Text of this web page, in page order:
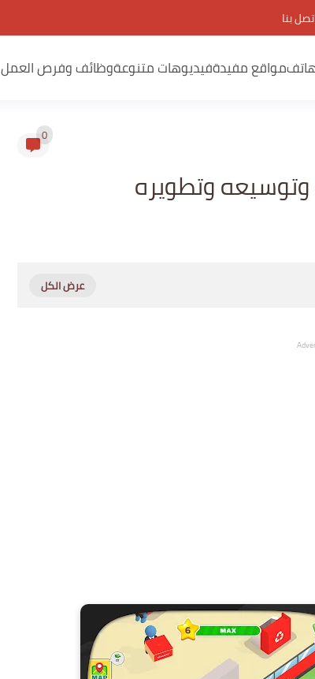
بنا
مواقع مفيدةفيديوهات متنوعةوظائف وفرص العمل
0
وتوسيعه وتطويره